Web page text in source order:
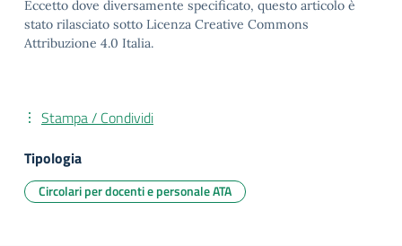
Eccetto dove diversamente specificato, questo articolo è
stato rilasciato sotto Licenza Creative Commons
Attribuzione 4.0 Italia.
Stampa / Condividi
Tipologia
Circolari per docenti e personale ATA